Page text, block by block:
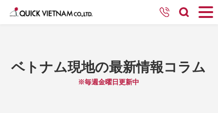
ベトナム現地の最新情報コラム
※毎週金曜日更新中